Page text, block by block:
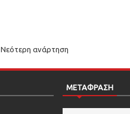
Νεότερη ανάρτηση
ΜΕΤΑΦΡΑΣΗ